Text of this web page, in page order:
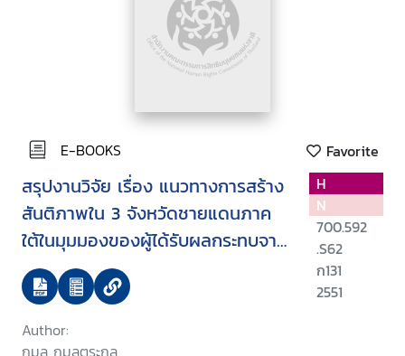
E-BOOKS Favorite
สรุปงานวิจัย เรื่อง แนวทางการสร้าง
สันติภาพใน 3 จังหวัดชายแดนภาค
ใต้ในมุมมองของผู้ได้รับผลกระทบจาก
ความรุนแรง
Author:
H
N
700.592
.S62
ก131
2551